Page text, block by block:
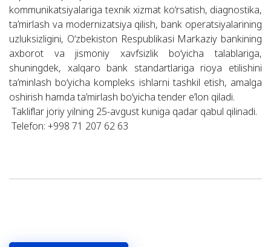
kommunikatsiyalariga texnik xizmat ko‘rsatish, diagnostika,
ta’mirlash va modernizatsiya qilish, bank operatsiyalarining
uzluksizligini, O‘zbekiston Respublikasi Markaziy bankining
axborot va jismoniy xavfsizlik bo‘yicha talablariga,
shuningdek, xalqaro bank standartlariga rioya etilishini
ta’minlash bo‘yicha kompleks ishlarni tashkil etish, amalga
oshirish hamda ta’mirlash bo‘yicha tender e’lon qiladi.
Takliflar joriy yilning 25-avgust kuniga qadar qabul qilinadi.
Telefon: +998 71 207 62 63